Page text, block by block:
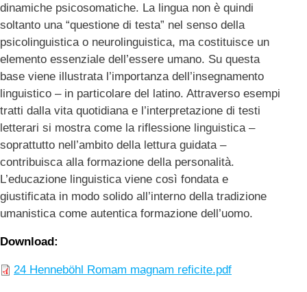
dinamiche psicosomatiche. La lingua non è quindi
soltanto una “questione di testa” nel senso della
psicolinguistica o neurolinguistica, ma costituisce un
elemento essenziale dell’essere umano. Su questa
base viene illustrata l’importanza dell’insegnamento
linguistico – in particolare del latino. Attraverso esempi
tratti dalla vita quotidiana e l’interpretazione di testi
letterari si mostra come la riflessione linguistica –
soprattutto nell’ambito della lettura guidata –
contribuisca alla formazione della personalità.
L’educazione linguistica viene così fondata e
giustificata in modo solido all’interno della tradizione
umanistica come autentica formazione dell’uomo.
Download
24 Henneböhl Romam magnam reficite.pdf